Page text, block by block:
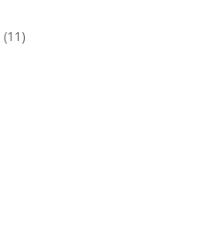
(11)